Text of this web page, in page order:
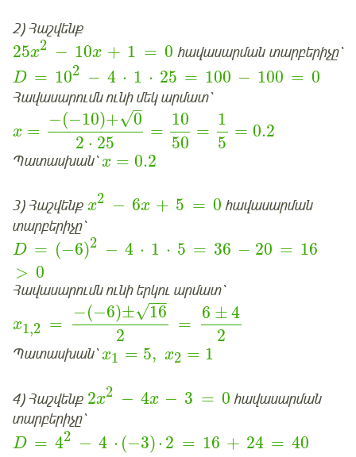
2) Հաշվենք
25x2 − 10x + 1 = 0 հավասարման տարբերիչը՝
D = 102 − 4 ⋅ 1 ⋅ 25 = 100 − 100 = 0
Հավասարումն ունի մեկ արմատ՝
x =
−(−10)+ 0
–
√
2 ⋅ 25
=
10
50
=
1
5
= 0.2
Պատասխան՝x = 0.2
3) Հաշվենք x2 − 6x + 5 = 0 հավասարման
տարբերիչը՝
D = (−6)2 − 4 ⋅ 1 ⋅ 5 = 36 − 20 = 16
> 0
Հավասարումն ունի երկու արմատ՝
x1,2 =
−(−6)± 16
−−
√
2
=
6 ± 4
2
Պատասխան՝x1 = 5, x2 = 1
4) Հաշվենք 2x2 − 4x − 3 = 0 հավասարման
տարբերիչը՝
D = 42 − 4 ⋅ (−3) ⋅ 2 = 16 + 24 = 40